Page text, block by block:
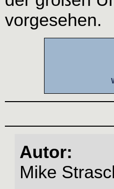
vorgesehen.
Autor:
Mike